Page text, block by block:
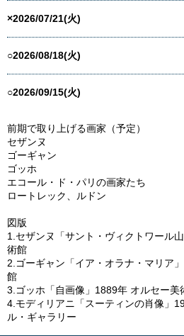
×2026/07/21(火)
○2026/08/18(火)
○2026/09/15(火)
前期で取り上げる画家（予定）
セザンヌ
ゴーギャン
ゴッホ
エコール・ド・パリの画家たち
ロートレック、ルドン
図版
1.セザンヌ「サント・ヴィクトワール
術館
2.ゴーギャン「イア・オラナ・マリア
館
3.ゴッホ「自画像」1889年 オルセー美
4.モディリアニ「スーティンの肖像」
ル・ギャラリー